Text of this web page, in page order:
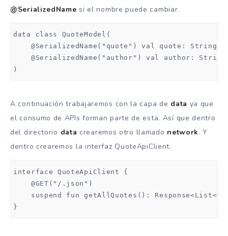
@SerializedName si el nombre puede cambiar.
data class QuoteModel(
    @SerializedName("quote") val quote: String,
    @SerializedName("author") val author: String
)
A continuación trabajaremos con la capa de data ya que
el consumo de APIs forman parte de esta. Así que dentro
del directorio data crearemos otro llamado network. Y
dentro crearemos la interfaz QuoteApiClient.
interface QuoteApiClient {
    @GET("/.json")
suspend fun getAllQuotes():
}